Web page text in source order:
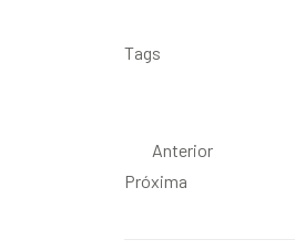
Tags
Anterior
Próxima